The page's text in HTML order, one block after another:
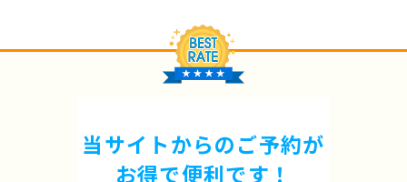
当サイトからのご予約が
お得で便利です！